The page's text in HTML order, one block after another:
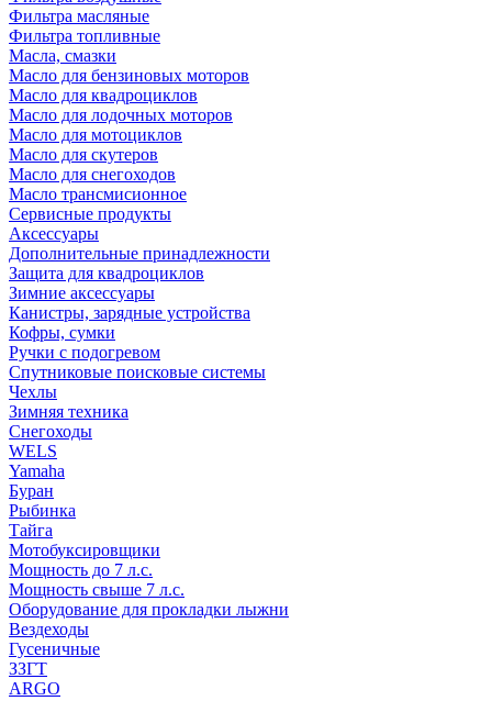
Фильтра масляные
Фильтра топливные
Масла, смазки
Масло для бензиновых моторов
Масло для квадроциклов
Масло для лодочных моторов
Масло для мотоциклов
Масло для скутеров
Масло для снегоходов
Масло трансмисионное
Сервисные продукты
Аксессуары
Дополнительные принадлежности
Защита для квадроциклов
Зимние аксессуары
Канистры, зарядные устройства
Кофры, сумки
Ручки с подогревом
Спутниковые поисковые системы
Чехлы
Зимняя техника
Снегоходы
WELS
Yamaha
Буран
Рыбинка
Тайга
Мотобуксировщики
Мощность до 7 л.с.
Мощность свыше 7 л.с.
Оборудование для прокладки лыжни
Вездеходы
Гусеничные
ЗЗГТ
ARGO